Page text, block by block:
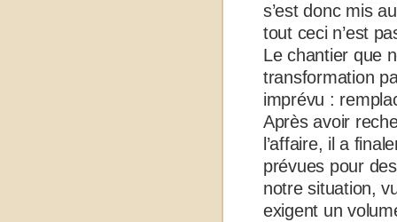
s’est donc mis
tout ceci n’est
Le chantier que
transformation
imprévu :
Après avoir
l’affaire, il a
prévues pour
notre situation,
exigent un